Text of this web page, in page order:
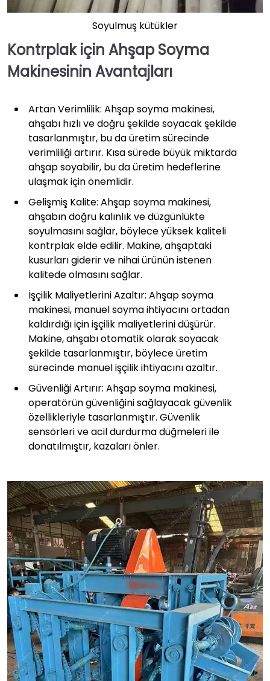
Soyulmuş kütükler
Kontrplak için Ahşap Soyma
Makinesinin Avantajları
Artan Verimlilik: Ahşap soyma makinesi,
ahşabı hızlı ve doğru şekilde soyacak şekilde
tasarlanmıştır, bu da üretim sürecinde
verimliliği artırır. Kısa sürede büyük miktarda
ahşap soyabilir, bu da üretim hedeflerine
ulaşmak için önemlidir.
Gelişmiş Kalite: Ahşap soyma makinesi,
ahşabın doğru kalınlık ve düzgünlükte
soyulmasını sağlar, böylece yüksek kaliteli
kontrplak elde edilir. Makine, ahşaptaki
kusurları giderir ve nihai ürünün istenen
kalitede olmasını sağlar.
İşçilik Maliyetlerini Azaltır: Ahşap soyma
makinesi, manuel soyma ihtiyacını ortadan
kaldırdığı için işçilik maliyetlerini düşürür.
Makine, ahşabı otomatik olarak soyacak
şekilde tasarlanmıştır, böylece üretim
sürecinde manuel işçilik ihtiyacını azaltır.
Güvenliği Artırır: Ahşap soyma makinesi,
operatörün güvenliğini sağlayacak güvenlik
özellikleriyle tasarlanmıştır. Güvenlik
sensörleri ve acil durdurma düğmeleri ile
donatılmıştır, kazaları önler.